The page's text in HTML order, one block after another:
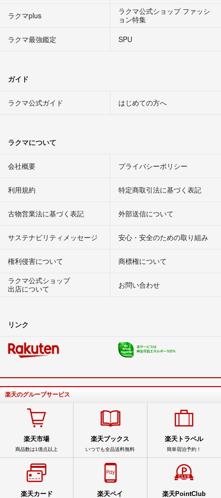
ラクマplus
ラクマ公式ショップ ファッシ
ョン特集
ラクマ最強鑑定
SPU
ガイド
ラクマ公式ガイド はじめての方へ
ラクマについて
会社概要 プライバシーポリシー
利用規約 特定商取引法に基づく表記
古物営業法に基づく表記 外部送信について
サステナビリティメッセージ 安心・安全のための取り組み
権利侵害について
商標権について
ラクマ公式ショップ
出店について
お問い合わせ
リンク
楽天のグループサービス
楽天市場
商品数は1億点以上
楽天ブックス
いつでも全品送料無料
楽天トラベル
簡単宿泊予約！
楽天カード 楽天ペイ 楽天PointClub